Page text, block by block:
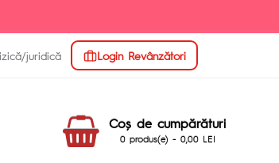
Login Revânzători
juridică
Coş de cumpărături
0 produs(e) - 0,00 LEI